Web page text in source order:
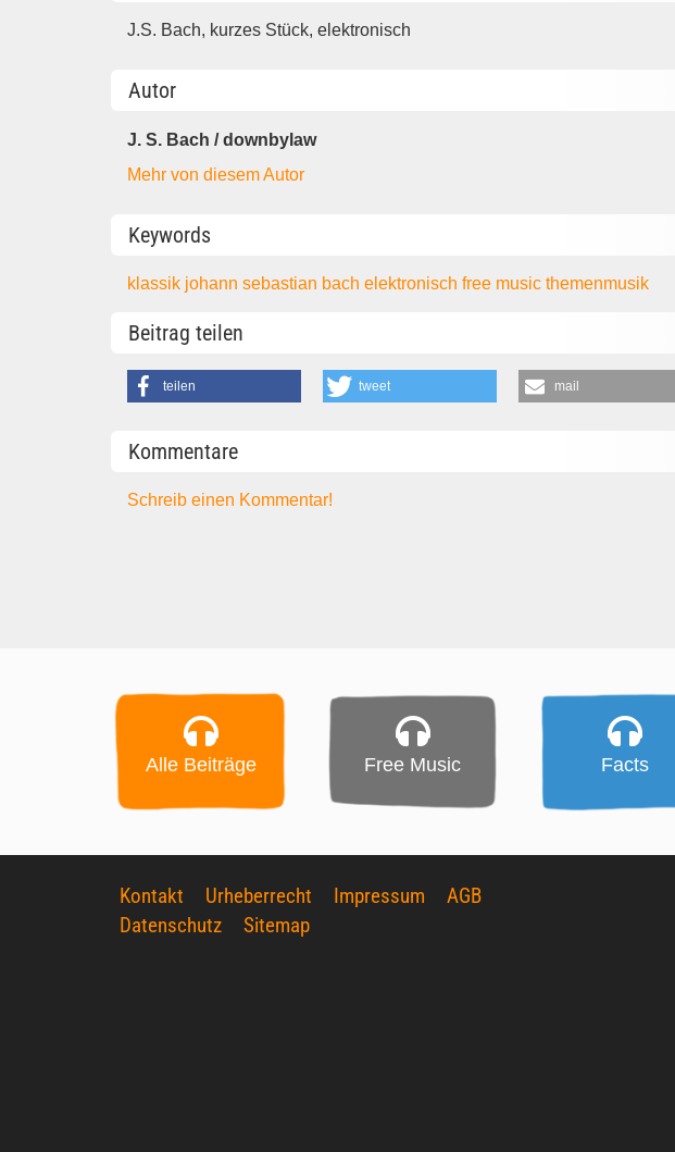
J.S. Bach, kurzes Stück, elektronisch
Autor
J. S. Bach / downbylaw
Mehr von diesem Autor
Keywords
klassik johann sebastian bachelektronischfree musicthemenmusik
Beitrag teilen
teilen tweet mail
Kommentare
Schreib einen Kommentar!
Alle Beiträge Free Music Facts
Kontakt Urheberrecht Impressum
AGB
Datenschutz
Sitemap